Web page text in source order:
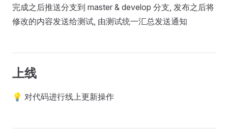
完成之后推送分支到 master & develop 分支, 发布之后将
修改的内容发送给测试, 由测试统一汇总发送通知
上线
💡 对代码进行线上更新操作